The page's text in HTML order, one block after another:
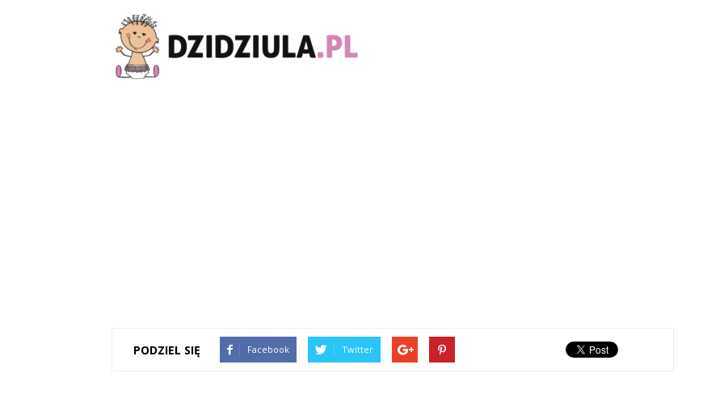
PODZIEL SIĘ Facebook Twitter